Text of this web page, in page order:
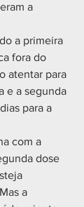
a
a primeira
fora do
atentar para
e a segunda
para a
com a
dose
a